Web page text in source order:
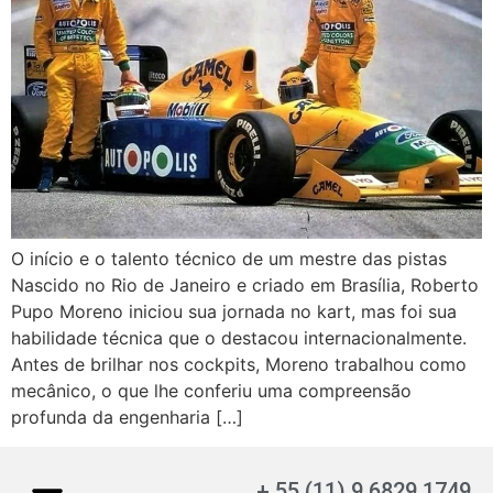
O início e o talento técnico de um mestre das pistas
Nascido no Rio de Janeiro e criado em Brasília, Roberto
Pupo Moreno iniciou sua jornada no kart, mas foi sua
habilidade técnica que o destacou internacionalmente.
Antes de brilhar nos cockpits, Moreno trabalhou como
mecânico, o que lhe conferiu uma compreensão
profunda da engenharia […]